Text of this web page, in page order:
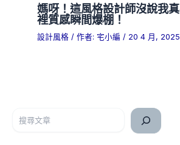
媽呀！這風格設計師沒說我
裡質感瞬間爆棚！
設計風格 / 作者: 宅小編/ 20 4 月, 2025